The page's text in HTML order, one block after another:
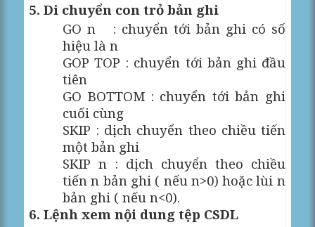
5. Di chuyển con trỏ bản ghi
GO n
: chuyển tới bản ghi có số
hiệu là n
GOP TOP : chuyển tới bản ghi đầu
tiên
GO BOTTOM : chuyển tới bản ghi
cuối cùng
SKIP : dịch chuyển theo chiều tiến
một bản ghi
SKIP n : dịch chuyển theo chiều
tiến n bản ghi ( nếu n>0) hoặc lùi n
bản ghi ( nếu n<0).
6. Lệnh xem nội dung tệp CSDL